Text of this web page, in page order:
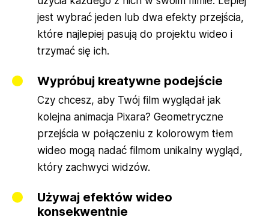
jest wybrać jeden lub dwa efekty przejścia,
które najlepiej pasują do projektu wideo i
trzymać się ich.
Wypróbuj kreatywne podejście
Czy chcesz, aby Twój film wyglądał jak
kolejna animacja Pixara? Geometryczne
przejścia w połączeniu z kolorowym tłem
wideo mogą nadać filmom unikalny wygląd,
który zachwyci widzów.
Używaj efektów wideo
konsekwentnie